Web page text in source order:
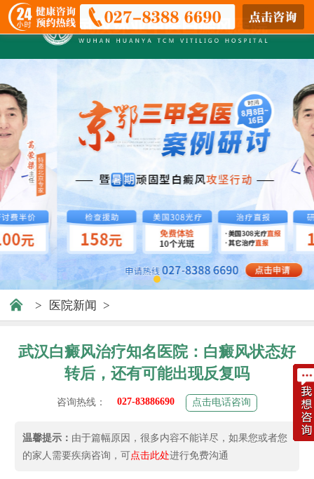
> 医院新闻 >
武汉白癜风治疗知名医院：白癜风状态好
转后，还有可能出现反复吗
咨询热线： 027-83886690 点击电话咨询
温馨提示： 由于篇幅原因，很多内容不能详尽，如果您或者您
的家人需要疾病咨询，可点击此处进行免费沟通